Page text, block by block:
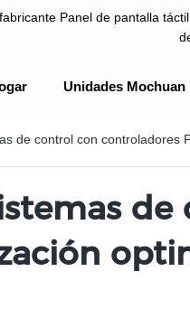
Panel de pantalla
Unidades Mochuan
de control con controladores